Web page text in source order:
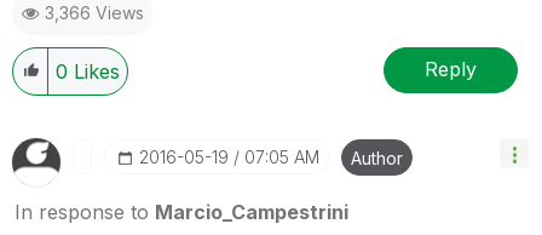
3,366 Views
0 Likes Reply
‎2016-05-19 07:05 AM Author
In response to Marcio_Campestrini